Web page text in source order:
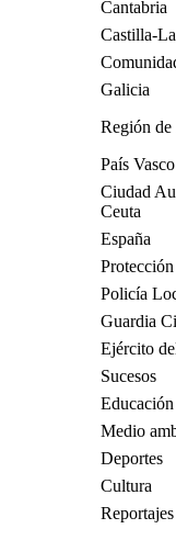
Cantabria
Castilla-
Galicia
Región
País Vasco
Ciudad
Ceuta
España
Policía
Guardia
Ejército
Sucesos
Educación
Medio
Deportes
Cultura
Reportajes